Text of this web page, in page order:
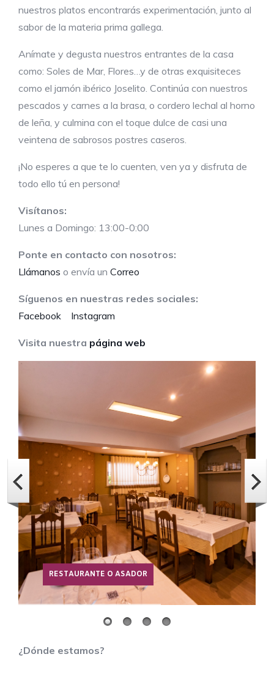
nuestros platos encontrarás experimentación, junto al
sabor de la materia prima gallega.
Anímate y degusta nuestros entrantes de la casa
como: Soles de Mar, Flores…y de otras exquisiteces
como el jamón ibérico Joselito. Continúa con nuestros
pescados y carnes a la brasa, o cordero lechal al horno
de leña, y culmina con el toque dulce de casi una
veintena de sabrosos postres caseros.
¡No esperes a que te lo cuenten, ven ya y disfruta de
todo ello tú en persona!
Visítanos:
Lunes a Domingo: 13:00-0:00
Ponte en contacto con nosotros:
Llámanos o envía un Correo
Síguenos en nuestras redes sociales:
Facebook
Instagram
Visita nuestra página web
RESTAURANTE O ASADOR
¿Dónde estamos?